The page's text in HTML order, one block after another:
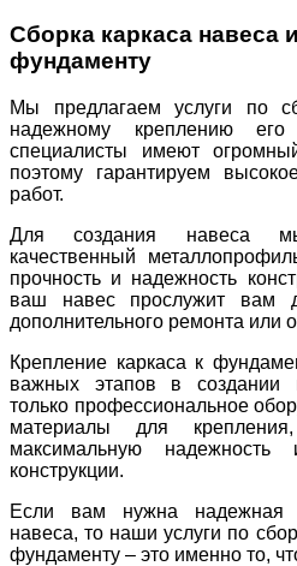
Сборка каркаса навеса
фундаменту
Мы предлагаем услуги по
надежному креплению
специалисты имеют
поэтому гарантируем
работ.
Для создания навеса
качественный
прочность и надежность
ваш навес прослужит вам
дополнительного ремонта или
Крепление каркаса к
важных этапов в создании
только профессиональное
материалы для
максимальную надежность
конструкции.
Если вам нужна надежная
навеса, то наши услуги по
фундаменту – это именно то,